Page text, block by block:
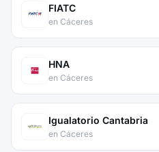
FIATC
en Cáceres
HNA
en Cáceres
Igualatorio Cantabria
en Cáceres